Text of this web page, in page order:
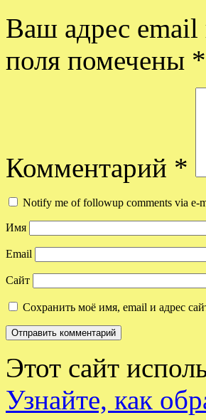
Ваш адрес email
поля помечены *
Комментарий *
Notify me of followup comments via e-
Имя
Email
Сайт
Сохранить моё имя, email и адрес
Этот сайт
Узнайте, как